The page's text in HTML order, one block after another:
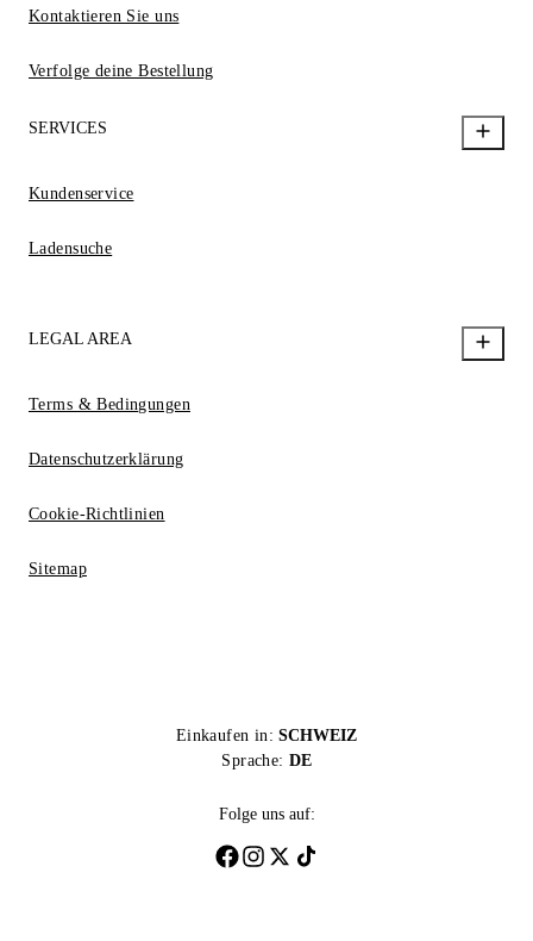
Kontaktieren Sie uns
Verfolge deine Bestellung
SERVICES
Kundenservice
Ladensuche
LEGAL AREA
Terms & Bedingungen
Datenschutzerklärung
Cookie-Richtlinien
Sitemap
Einkaufen in: SCHWEIZ
Sprache: DE
Folge uns auf: